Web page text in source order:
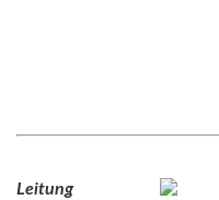
Leitung